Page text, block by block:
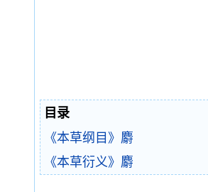
目录
《本草纲目》麝
《本草衍义》麝